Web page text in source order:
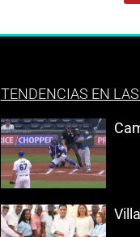
TENDENCIAS EN